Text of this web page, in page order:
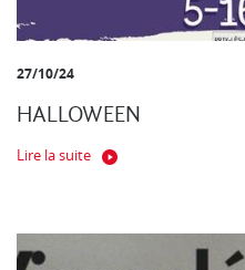
27/10/24
HALLOWEEN
Lire la suite